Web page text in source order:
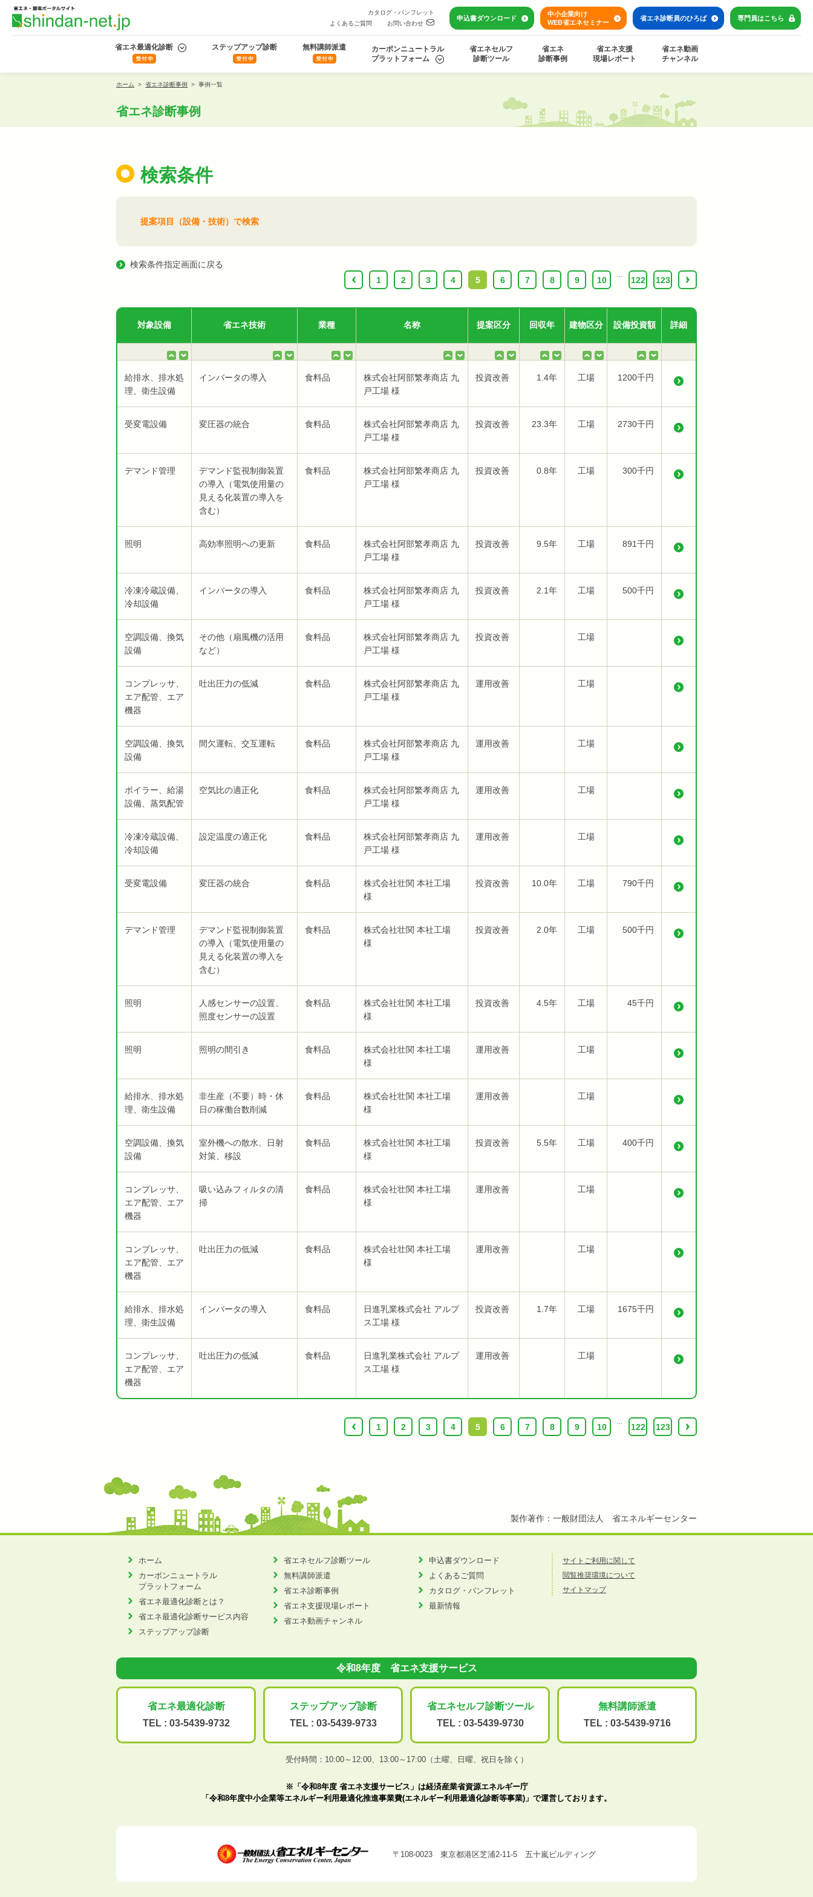
カタログ・パンフレット
よくあるご質問
お問い合わせ
申込書ダウンロード
中小企業向け
WEB省エネセミナー
省エネ診断員のひろば 専門員はこちら
省エネ最適化診断 ステップアップ診断 無料講師派遣
カーボンニュートラル
プラットフォーム
省エネセルフ
診断ツール
省エネ
診断事例
省エネ支援
現場レポート
省エネ動画
チャンネル
ホーム > 省エネ診断事例 > 事例一覧
省エネ診断事例
検索条件
提案項目（設備・技術）で検索
検索条件指定画面に戻る
‹
1 2 3 4 5 6 7 8 9 10 122 123 ›
対象設備 省エネ技術 業種 名称 提案区分 回収年 建物区分 設備投資額 詳細
給排水、排水処
理、衛生設備
インバータの導入 食料品
株式会社阿部繁孝商店 九
戸工場 様
投資改善 1.4年 工場 1200千円
受変電設備 変圧器の統合 食料品
株式会社阿部繁孝商店 九
戸工場 様
投資改善 23.3年 工場 2730千円
デマンド管理
デマンド監視制御装置
の導入（電気使用量の
見える化装置の導入を
含む）
食料品
株式会社阿部繁孝商店 九
戸工場 様
投資改善 0.8年 工場 300千円
照明 高効率照明への更新 食料品
株式会社阿部繁孝商店 九
戸工場 様
投資改善 9.5年 工場 891千円
冷凍冷蔵設備、
冷却設備
インバータの導入 食料品
株式会社阿部繁孝商店 九
戸工場 様
投資改善 2.1年 工場 500千円
空調設備、換気
設備
その他（扇風機の活用
など）
食料品
株式会社阿部繁孝商店 九
戸工場 様
投資改善 工場
コンプレッサ、
エア配管、エア
機器
吐出圧力の低減 食料品
株式会社阿部繁孝商店 九
戸工場 様
運用改善 工場
空調設備、換気
設備
間欠運転、交互運転 食料品
株式会社阿部繁孝商店 九
戸工場 様
運用改善 工場
ボイラー、給湯
設備、蒸気配管
空気比の適正化 食料品
株式会社阿部繁孝商店 九
戸工場 様
運用改善 工場
冷凍冷蔵設備、
冷却設備
設定温度の適正化 食料品
株式会社阿部繁孝商店 九
戸工場 様
運用改善 工場
受変電設備 変圧器の統合 食料品
株式会社壮関 本社工場
様
投資改善 10.0年 工場 790千円
デマンド管理
デマンド監視制御装置
の導入（電気使用量の
見える化装置の導入を
含む）
食料品
株式会社壮関 本社工場
様
投資改善 2.0年 工場 500千円
照明
人感センサーの設置、
照度センサーの設置
食料品
株式会社壮関 本社工場
様
投資改善 4.5年 工場 45千円
照明 照明の間引き 食料品
株式会社壮関 本社工場
様
運用改善 工場
給排水、排水処
理、衛生設備
非生産（不要）時・休
日の稼働台数削減
食料品
株式会社壮関 本社工場
様
運用改善 工場
空調設備、換気
設備
室外機への散水、日射
対策、移設
食料品
株式会社壮関 本社工場
様
投資改善 5.5年 工場 400千円
コンプレッサ、
エア配管、エア
機器
吸い込みフィルタの清
掃
食料品
株式会社壮関 本社工場
様
運用改善 工場
コンプレッサ、
エア配管、エア
機器
吐出圧力の低減 食料品
株式会社壮関 本社工場
様
運用改善 工場
給排水、排水処
理、衛生設備
インバータの導入 食料品
日進乳業株式会社 アルプ
ス工場 様
投資改善 1.7年 工場 1675千円
コンプレッサ、
エア配管、エア
機器
吐出圧力の低減 食料品
日進乳業株式会社 アルプ
ス工場 様
運用改善 工場
‹ 1 2 3 4 5 6 7 8 9 10 122 123 ›
製作著作：一般財団法人 省エネルギーセンター
ホーム
カーボンニュートラル
プラットフォーム
省エネ最適化診断とは？
省エネ最適化診断サービス内容
ステップアップ診断
省エネセルフ診断ツール
無料講師派遣
省エネ診断事例
省エネ支援現場レポート
省エネ動画チャンネル
申込書ダウンロード
よくあるご質問
カタログ・パンフレット
最新情報
サイトご利用に関して
閲覧推奨環境について
サイトマップ
令和8年度 省エネ支援サービス
省エネ最適化診断
TEL : 03-5439-9732
ステップアップ診断
TEL : 03-5439-9733
省エネセルフ診断ツール
TEL : 03-5439-9730
無料講師派遣
TEL : 03-5439-9716
受付時間：10:00～12:00、 13:00～17:00（土曜、日曜、祝日を除く）
※「令和8年度 省エネ支援サービス」は経済産業省資源エネルギー庁
「令和8年度中小企業等エネルギー利用最適化推進事業費(エネルギー利用最適化診断等事業)」で運営しております。
〒108-0023 東京都港区芝浦2-11-5 五十嵐ビルディング